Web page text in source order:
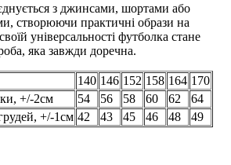
з джинсами, шортами або
створюючи практичні образи на
універсальності футболка стане
яка завжди доречна.
140 146 152 158 164 170
+/-2см
54 56 58 60 62
64
+/-1см 42 43 45 46 48 49